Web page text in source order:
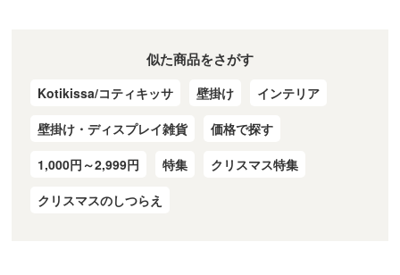
似た商品をさがす
Kotikissa/コティキッサ 壁掛け
インテリア
壁掛け・ディスプレイ雑貨
価格で探す
1,000円～2,999円
特集
クリスマス特集
クリスマスのしつらえ